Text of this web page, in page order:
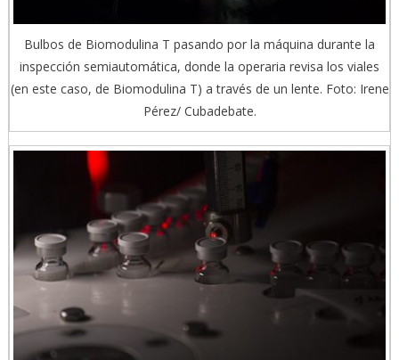
Bulbos de Biomodulina T pasando por la máquina durante la
inspección semiautomática, donde la operaria revisa los viales
(en este caso, de Biomodulina T) a través de un lente. Foto: Irene
Pérez/ Cubadebate.